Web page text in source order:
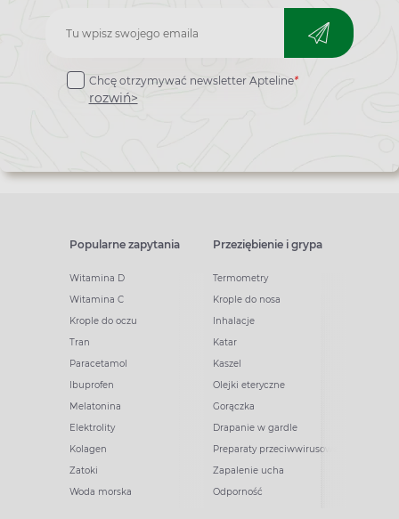
Zapisz
do
newslettera
Chcę otrzymywać newsletter Apteline*
rozwiń>
Popularne zapytania
Witamina D
Witamina C
Krople do oczu
Tran
Paracetamol
Ibuprofen
Melatonina
Elektrolity
Kolagen
Zatoki
Woda morska
Przeziębienie i grypa
Termometry
Krople do nosa
Inhalacje
Katar
Kaszel
Olejki eteryczne
Gorączka
Drapanie w gardle
Preparaty przeciwwirusowe
Zapalenie ucha
Odporność